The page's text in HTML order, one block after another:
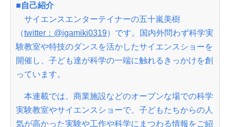
■自己紹介
サイエンスエンターテイナーの五十嵐美樹
（twitter：@igamiki0319）です。国内外問わず科学実
験教室や特技のダンスを活かしたサイエンスショーを
開催し、子ども達が科学の一端に触れるきっかけを創
っています。
本連載では、商業施設などのオープンな場での科学
実験教室やサイエンスショーで、子どもたちからの人
気が高かった実験や工作や科学にまつわる情報をご紹